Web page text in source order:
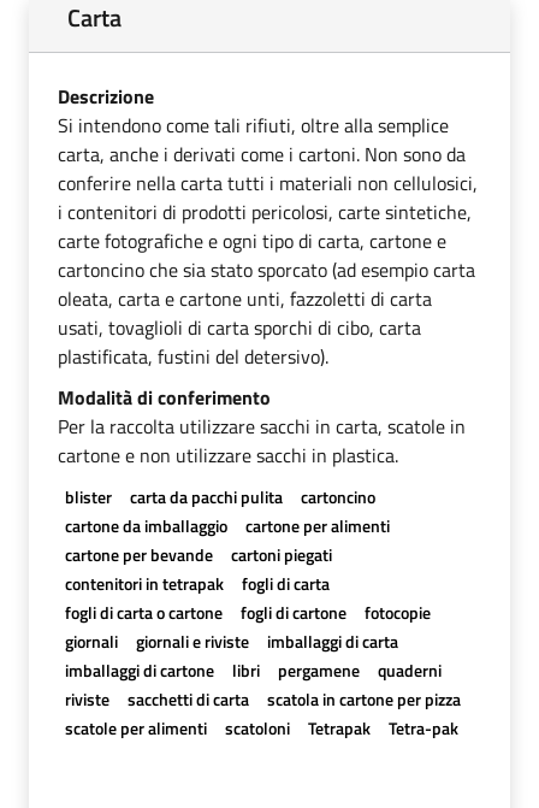
Carta
Descrizione
Si intendono come tali rifiuti, oltre alla semplice
carta, anche i derivati come i cartoni. Non sono da
conferire nella carta tutti i materiali non cellulosici,
i contenitori di prodotti pericolosi, carte sintetiche,
carte fotografiche e ogni tipo di carta, cartone e
cartoncino che sia stato sporcato (ad esempio carta
oleata, carta e cartone unti, fazzoletti di carta
usati, tovaglioli di carta sporchi di cibo, carta
plastificata, fustini del detersivo).
Modalità di conferimento
Per la raccolta utilizzare sacchi in carta, scatole in
cartone e non utilizzare sacchi in plastica.
blister carta da pacchi pulita
cartoncino
cartone da imballaggio
cartone per alimenti
cartone per bevande
cartoni piegati
contenitori in tetrapak
fogli di carta
fogli di carta o cartone
fogli di cartone
fotocopie
giornali
giornali e riviste
imballaggi di carta
imballaggi di cartone
libri pergamene
quaderni
riviste
sacchetti di carta
scatola in cartone per pizza
scatole per alimenti
scatoloni Tetrapak Tetra-pak